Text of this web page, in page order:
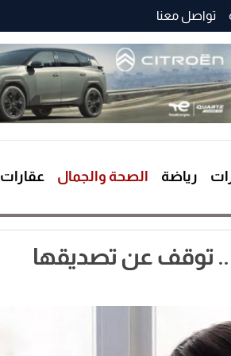
تواصل معنا
رياضة الصحة والجمال عقارات
.. توقف عن تصديقها